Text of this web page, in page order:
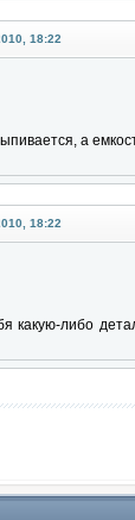
18:22
а
18:22
какую-либо